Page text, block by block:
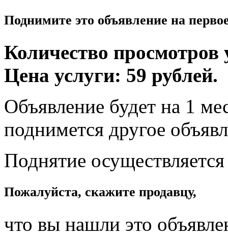
Поднимите это объявление на
Количество просмотров
Цена услуги: 59 рублей.
Объявление будет на 1
поднимется другое
Поднятие
Пожалуйста, скажите продавцу,
что вы нашли это